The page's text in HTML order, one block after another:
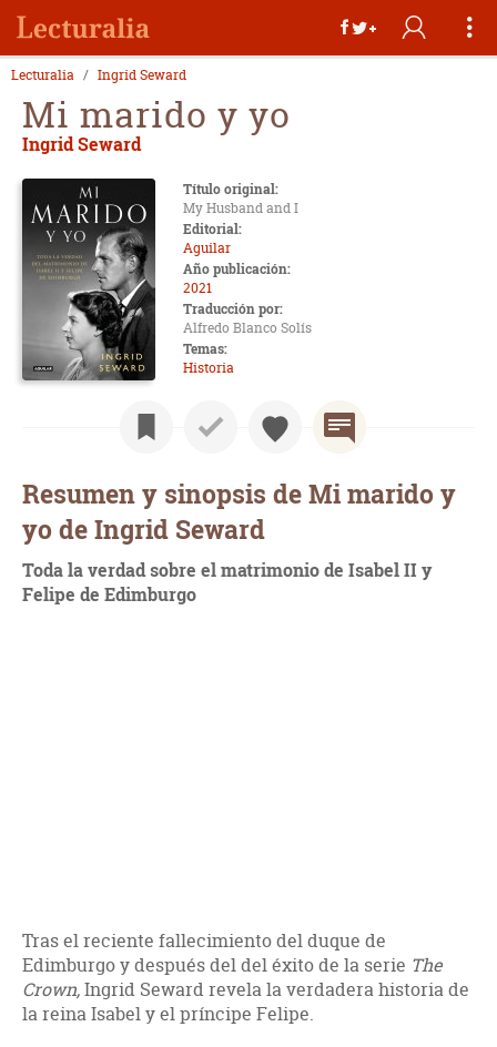
Lecturalia Ingrid Seward
Mi marido y yo
Ingrid Seward
Título original:
My Husband and I
Editorial:
Aguilar
Año publicación:
2021
Traducción por:
Alfredo Blanco Solís
Temas:
Historia
Resumen y sinopsis de Mi marido y
yo de Ingrid Seward
Toda la verdad sobre el matrimonio de Isabel II y
Felipe de Edimburgo
Tras el reciente fallecimiento del duque de
Edimburgo y después del del éxito de la serie The
Crown,Ingrid Seward revela la verdadera historia de
la reina Isabel y el príncipe Felipe.